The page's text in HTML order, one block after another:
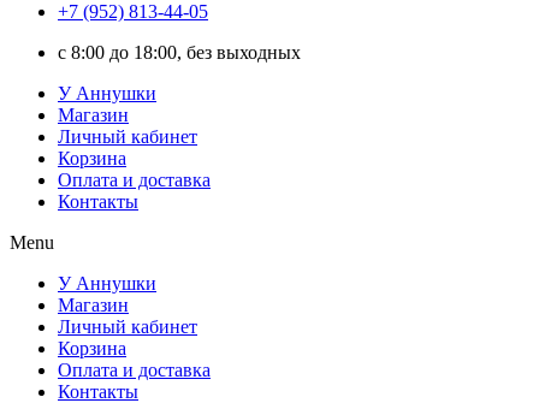
+7 (952) 813-44-05
c 8:00 до 18:00, без выходных
У Аннушки
Магазин
Личный кабинет
Корзина
Оплата и доставка
Контакты
Menu
У Аннушки
Магазин
Личный кабинет
Корзина
Оплата и доставка
Контакты